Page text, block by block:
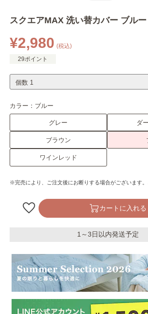
スクエアMAX 洗い替カバー ブルー
¥2,980 (税込)
29ポイント
カラー： ブルー
グレー ダ
ブラウン
ワインレッド
※完売により、ご注文後にお断りする場合がございます。
カートに入れる
1～3日以内発送予定